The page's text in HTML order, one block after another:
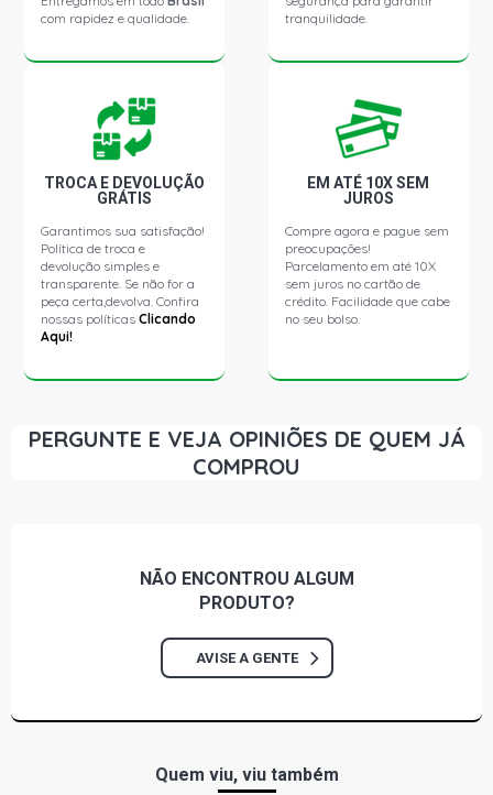
com rapidez e qualidade.
tranquilidade.
TROCA E DEVOLUÇÃO
GRÁTIS
Garantimos sua satisfação!
Política de troca e
devolução simples e
transparente. Se não for a
peça certa,devolva. Confira
nossas políticasClicando
Aqui!
EM ATÉ 10X SEM
JUROS
Compre agora e pague sem
preocupações!
Parcelamento em até 10X
sem juros no cartão de
crédito. Facilidade que cabe
no seu bolso.
PERGUNTE E VEJA OPINIÕES DE QUEM JÁ
COMPROU
NÃO ENCONTROU ALGUM
PRODUTO?
AVISE A GENTE
Quem viu, viu também